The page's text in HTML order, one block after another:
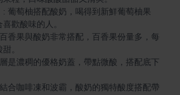
: 葡萄柚搭配酸奶，喝得到新鮮葡萄柚果
香果與酸奶非常搭配，百香果份量多，每
是濃稠的優格奶蓋，帶點微酸，搭配底下
合咖啡凍和波霸，酸奶的獨特酸度搭配帶